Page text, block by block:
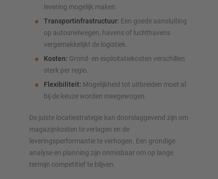
levering mogelijk maken.
Transportinfrastructuur: Een goede aansluiting
op autosnelwegen, havens of luchthavens
vergemakkelijkt de logistiek.
Kosten: Grond- en exploitatiekosten verschillen
sterk per regio.
Flexibiliteit: Mogelijkheid tot uitbreiden moet al
bij de keuze worden meegewogen.
De juiste locatiestrategie kan doorslaggevend zijn om
magazijnkosten te verlagen en de
leveringsperformantie te verhogen. Een grondige
analyse en planning zijn onmisbaar om op lange
termijn competitief te blijven.